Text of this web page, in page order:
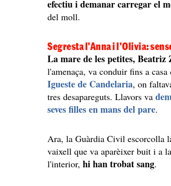
efectiu i demanar carregar el
del moll.
Segresta l'Anna i l'Olivia:
La mare de les petites,
l'amenaça, va conduir fins a
Igueste de Candelaria, on
tres desapareguts. Llavors va
seves filles en mans del pare.
Ara, la Guàrdia Civil escorcolla
vaixell que va aparèixer buit i a
l'interior,hi han trobat sang.